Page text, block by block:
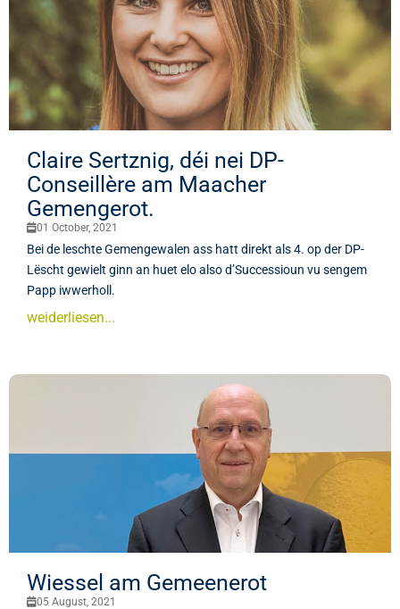
Claire Sertznig, déi nei DP-
Conseillère am Maacher
Gemengerot.
01 October, 2021
Bei de leschte Gemengewalen ass hatt direkt als 4. op der DP-
Lëscht gewielt ginn an huet elo also d’Successioun vu sengem
Papp iwwerholl.
weiderliesen...
Wiessel am Gemeenerot
05 August, 2021